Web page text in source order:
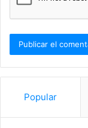
Popular